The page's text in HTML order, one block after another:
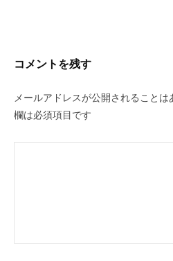
ン
コメントを残す
メールアドレスが公開されることは
欄は必須項目です